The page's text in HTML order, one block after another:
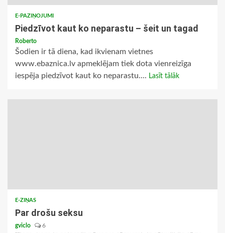
E-PAZIŅOJUMI
Piedzīvot kaut ko neparastu – šeit un tagad
Roberto
Šodien ir tā diena, kad ikvienam vietnes
www.ebaznica.lv apmeklējam tiek dota vienreizīga
iespēja piedzīvot kaut ko neparastu.... Lasīt tālāk
E-ZIŅAS
Par drošu seksu
gviclo 6